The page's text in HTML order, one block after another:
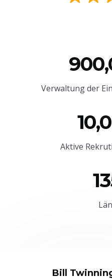
Verwaltung der
Aktive
Bill